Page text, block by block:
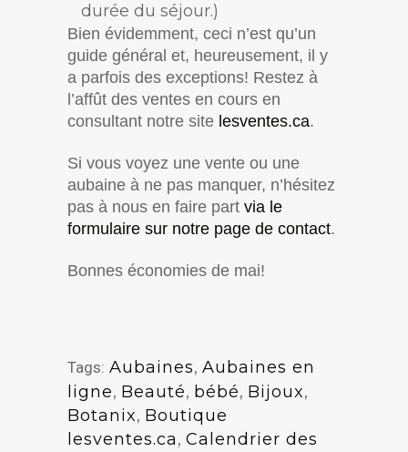
durée du séjour.)
Bien évidemment, ceci n’est qu’un
guide général et, heureusement, il y
a parfois des exceptions! Restez à
l’affût des ventes en cours en
consultant notre site lesventes.ca.
Si vous voyez une vente ou une
aubaine à ne pas manquer, n’hésitez
pas à nous en faire part via le
formulaire sur notre page de contact.
Bonnes économies de mai!
Tags: Aubaines, Aubaines en
ligne, Beauté, bébé, Bijoux,
Botanix, Boutique
lesventes.ca, Calendrier des